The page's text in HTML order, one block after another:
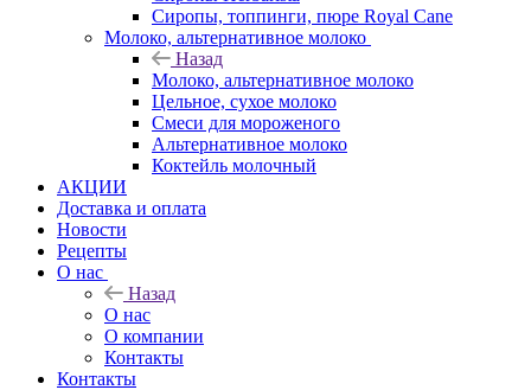
Сиропы, топпинги, пюре Royal Cane
Молоко, альтернативное молоко
Назад
Молоко, альтернативное молоко
Цельное, сухое молоко
Смеси для мороженого
Альтернативное молоко
Коктейль молочный
АКЦИИ
Доставка и оплата
Новости
Рецепты
О нас
Назад
О нас
О компании
Контакты
Контакты